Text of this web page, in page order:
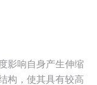
影响自身产生伸缩
构，使其具有较高